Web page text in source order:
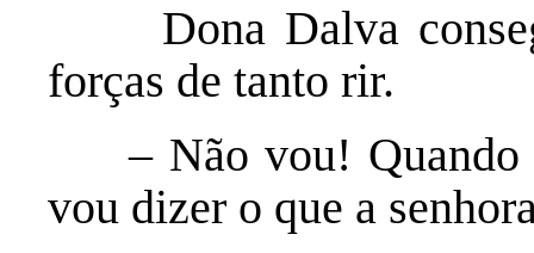
Dona Dalva
forças de tanto rir.
– Não vou! Quando
vou dizer o que a